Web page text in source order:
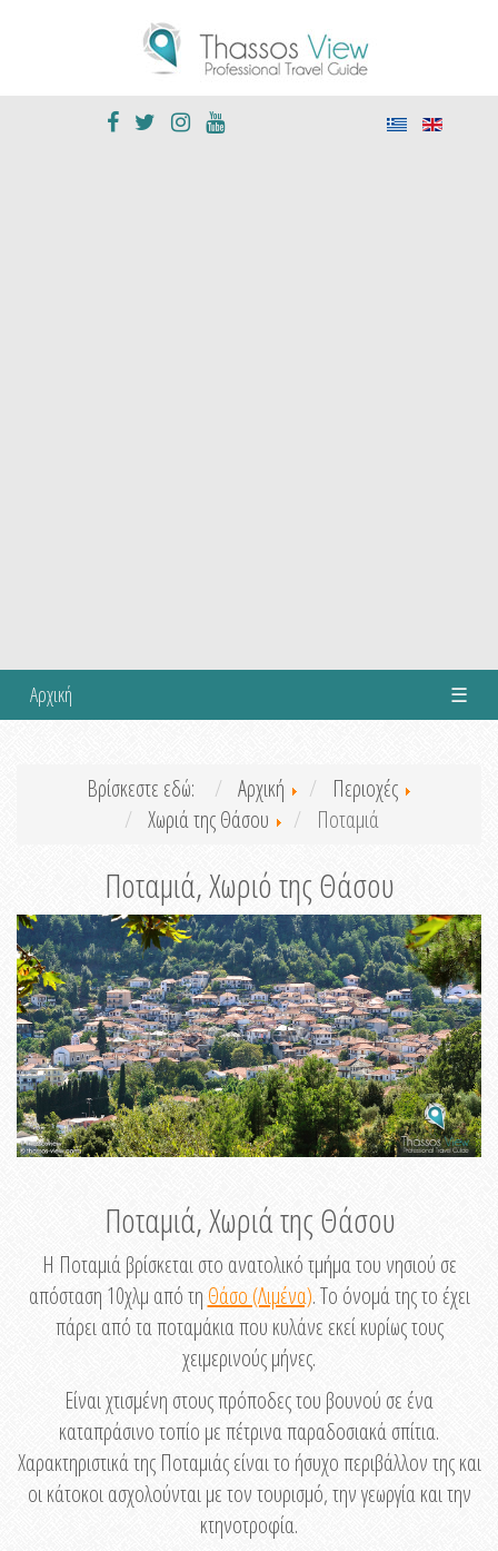
Αρχική ☰
Βρίσκεστε εδώ: Αρχική
Περιοχές
Χωριά της Θάσου
Ποταμιά
Ποταμιά, Χωριό της Θάσου
Ποταμιά, Χωριά της Θάσου
Η Ποταμιά βρίσκεται στο ανατολικό τμήμα του νησιού σε
απόσταση 10χλμ από τη Θάσο (Λιμένα). Το όνομά της το έχει
πάρει από τα ποταμάκια που κυλάνε εκεί κυρίως τους
χειμερινούς μήνες.
Είναι χτισμένη στους πρόποδες του βουνού σε ένα
καταπράσινο τοπίο με πέτρινα παραδοσιακά σπίτια.
Χαρακτηριστικά της Ποταμιάς είναι το ήσυχο περιβάλλον της και
οι κάτοκοι ασχολούνται με τον τουρισμό, την γεωργία και την
κτηνοτροφία.